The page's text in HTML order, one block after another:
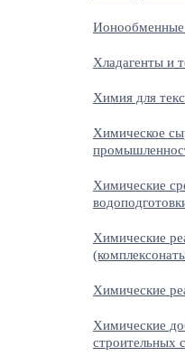
Хладагенты и
Химия для
Химическое
Химические
Химические
Химические
Химические
строительных